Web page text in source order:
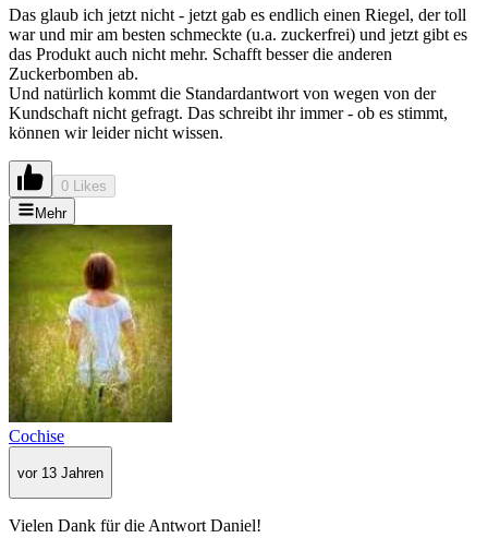
Das glaub ich jetzt nicht - jetzt gab es endlich einen Riegel, der toll
war und mir am besten schmeckte (u.a. zuckerfrei) und jetzt gibt es
das Produkt auch nicht mehr. Schafft besser die anderen
Zuckerbomben ab.
Und natürlich kommt die Standardantwort von wegen von der
Kundschaft nicht gefragt. Das schreibt ihr immer - ob es stimmt,
können wir leider nicht wissen.
0 Likes
Mehr
Cochise
vor 13 Jahren
Vielen Dank für die Antwort Daniel!